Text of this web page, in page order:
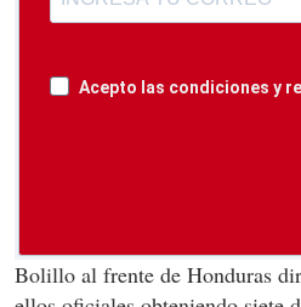
Acepto las condiciones y
Bolillo al frente de Honduras